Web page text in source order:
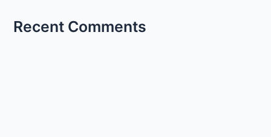
Recent Comments